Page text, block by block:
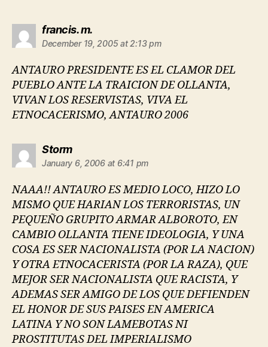
francis. m.says:
December 19, 2005 at 2:13 pm
ANTAURO PRESIDENTE ES EL CLAMOR DEL
PUEBLO ANTE LA TRAICION DE OLLANTA,
VIVAN LOS RESERVISTAS, VIVA EL
ETNOCACERISMO, ANTAURO 2006
Stormsays:
January 6, 2006 at 6:41 pm
NAAA!! ANTAURO ES MEDIO LOCO, HIZO LO
MISMO QUE HARIAN LOS TERRORISTAS, UN
PEQUEÑO GRUPITO ARMAR ALBOROTO, EN
CAMBIO OLLANTA TIENE IDEOLOGIA, Y UNA
COSA ES SER NACIONALISTA (POR LA NACION)
Y OTRA ETNOCACERISTA (POR LA RAZA), QUE
MEJOR SER NACIONALISTA QUE RACISTA, Y
ADEMAS SER AMIGO DE LOS QUE DEFIENDEN
EL HONOR DE SUS PAISES EN AMERICA
LATINA Y NO SON LAMEBOTAS NI
PROSTITUTAS DEL IMPERIALISMO